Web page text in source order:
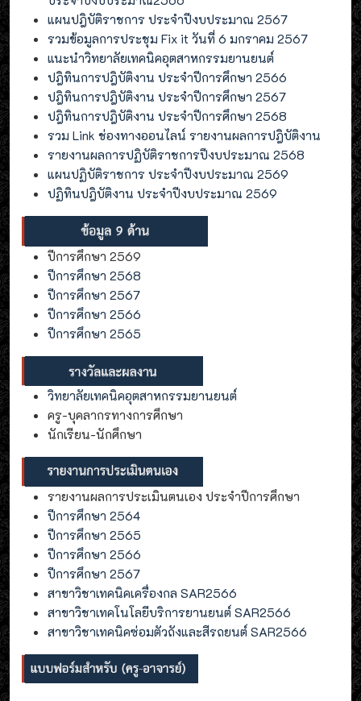
แผนปฎิบัติราชการ ประจำปีงบประมาณ 2567
รวมข้อมูลการประชุม Fix it วันที่ 6 มกราคม 2567
แนะนำวิทยาลัยเทคนิคอุตสาหกรรมยานยนต์
ปฎิทินการปฎิบัติงาน ประจำปีการศึกษา 2566
ปฎิทินการปฎิบัติงาน ประจำปีการศึกษา 2567
ปฎิทินการปฎิบัติงาน ประจำปีการศึกษา 2568
รวม Link ช่องทางออนไลน์ รายงานผลการปฎิบัติงาน
รายงานผลการปฏิบัติราชการปีงบประมาณ 2568
แผนปฏิบัติราชการ ประจำปีงบประมาณ 2569
ปฏิทินปฎิบัติงาน ประจำปีงบประมาณ 2569
ปีการศึกษา 2569
ปีการศึกษา 2568
ปีการศึกษา 2567
ปีการศึกษา 2566
ปีการศึกษา 2565
วิทยาลัยเทคนิคอุตสาหกรรมยานยนต์
ครู-บุคลากรทางการศึกษา
นักเรียน-นักศึกษา
รายงานผลการประเมินตนเอง ประจำปีการศึกษา
ปีการศึกษา 2564
ปีการศึกษา 2565
ปีการศึกษา 2566
ปีการศึกษา 2567
สาขาวิชาเทคนิคเครื่องกล SAR2566
สาขาวิชาเทคโนโลยีบริการยานยนต์ SAR2566
สาขาวิชาเทคนิคซ่อมตัวถังและสีรถยนต์ SAR2566